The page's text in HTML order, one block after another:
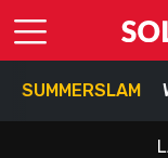
SUMMERSLAM